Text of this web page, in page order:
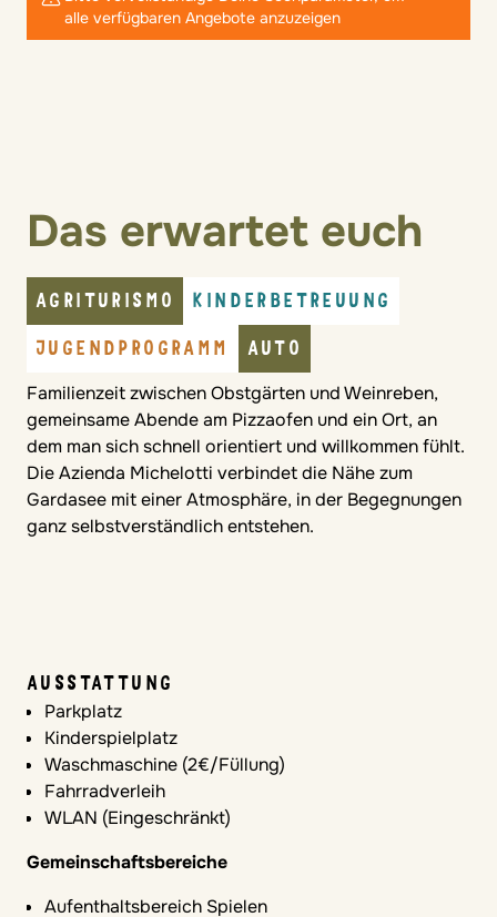
alle verfügbaren Angebote anzuzeigen
Das erwartet euch
AGRITURISMO
KINDERBETREUUNG
JUGENDPROGRAMM
AUTO
Familienzeit zwischen Obstgärten und Weinreben,
gemeinsame Abende am Pizzaofen und ein Ort, an
dem man sich schnell orientiert und willkommen fühlt.
Die Azienda Michelotti verbindet die Nähe zum
Gardasee mit einer Atmosphäre, in der Begegnungen
ganz selbstverständlich entstehen.
AUSSTATTUNG
Parkplatz
Kinderspielplatz
Waschmaschine (2€/Füllung)
Fahrradverleih
WLAN (Eingeschränkt)
Gemeinschaftsbereiche
Aufenthaltsbereich Spielen